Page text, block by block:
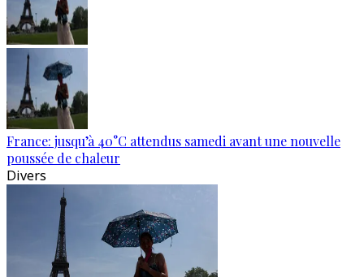
France: jusqu’à 40°C attendus samedi avant une nouvelle
poussée de chaleur
Divers